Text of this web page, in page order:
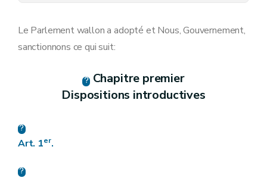
Art. 10
Motifs spécifiques de justification
Art. 11
Actions positives et aménagements raisonnables
Art. 13
Chapitre X
Le Parlement wallon a adopté et Nous, Gouvernement,
sanctionnons ce qui suit:
Chapitre premier
Dispositions introductives
Art. 1er.